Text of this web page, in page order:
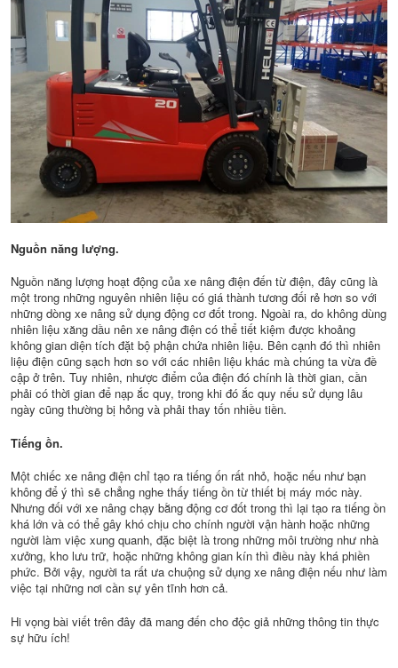
Nguồn năng lượng.
Nguồn năng lượng hoạt động của xe nâng điện đến từ điện, đây cũng là
một trong những nguyên nhiên liệu có giá thành tương đối rẻ hơn so với
những dòng xe nâng sử dụng động cơ đốt trong. Ngoài ra, do không dùng
nhiên liệu xăng dầu nên xe nâng điện có thể tiết kiệm được khoảng
không gian diện tích đặt bộ phận chứa nhiên liệu. Bên cạnh đó thì nhiên
liệu điện cũng sạch hơn so với các nhiên liệu khác mà chúng ta vừa đề
cập ở trên. Tuy nhiên, nhược điểm của điện đó chính là thời gian, cần
phải có thời gian để nạp ắc quy, trong khi đó ắc quy nếu sử dụng lâu
ngày cũng thường bị hỏng và phải thay tốn nhiều tiền.
Tiếng ồn.
Một chiếc xe nâng điện chỉ tạo ra tiếng ốn rất nhỏ, hoặc nếu như bạn
không để ý thì sẽ chẳng nghe thấy tiếng ồn từ thiết bị máy móc này.
Nhưng đối với xe nâng chạy bằng động cơ đốt trong thì lại tạo ra tiếng ồn
khá lớn và có thể gây khó chịu cho chính người vận hành hoặc những
người làm việc xung quanh, đặc biệt là trong những môi trường như nhà
xưởng, kho lưu trữ, hoặc những không gian kín thì điều này khá phiền
phức. Bởi vậy, người ta rất ưa chuộng sử dụng xe nâng điện nếu như làm
việc tại những nơi cần sự yên tĩnh hơn cả.
Hi vọng bài viết trên đây đã mang đến cho độc giả những thông tin thực
sự hữu ích!